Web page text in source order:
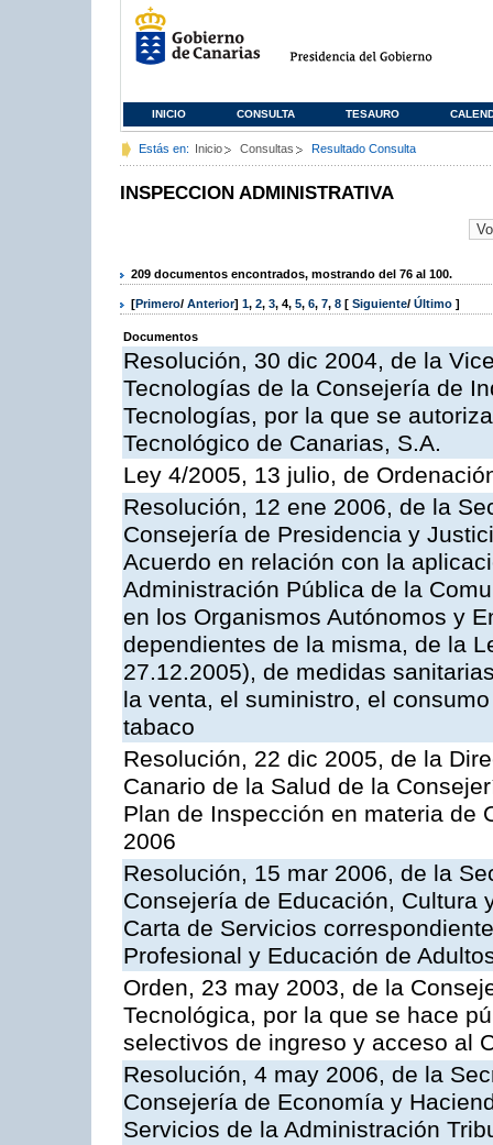
INICIO CONSULTA TESAURO
Estás en: Inicio Consultas Resultado Consulta
INSPECCION ADMINISTRATIVA
209 documentos encontrados, mostrando del 76 al 100.
[Primero/ Anterior] 1, 2, 3, 4, 5, 6, 7, 8 [ Siguiente/ Último ]
Documentos
Resolución, 30 dic 2004, de la
Tecnologías de la Consejería de
Tecnologías, por la que se
Tecnológico de Canarias, S.A.
Ley 4/2005, 13 julio, de
Resolución, 12 ene 2006, de la
Consejería de Presidencia y
Acuerdo en relación con la
Administración Pública de la
en los Organismos Autónomos y
dependientes de la misma, de la
27.12.2005), de medidas
la venta, el suministro, el
tabaco
Resolución, 22 dic 2005, de la
Canario de la Salud de la
Plan de Inspección en materia de
2006
Resolución, 15 mar 2006, de la
Consejería de Educación, Cultura
Carta de Servicios
Profesional y Educación de
Orden, 23 may 2003, de la
Tecnológica, por la que se hace
selectivos de ingreso y acceso al
Resolución, 4 may 2006, de la
Consejería de Economía y
Servicios de la Administración